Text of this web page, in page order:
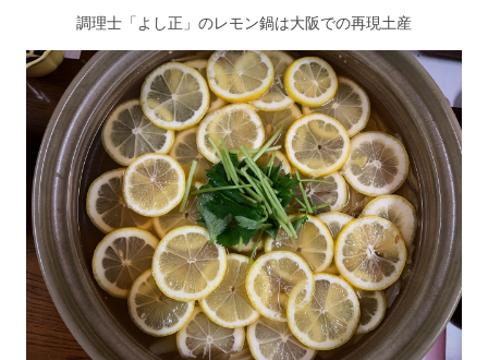
調理士「よし正」のレモン鍋は大阪での再現土産